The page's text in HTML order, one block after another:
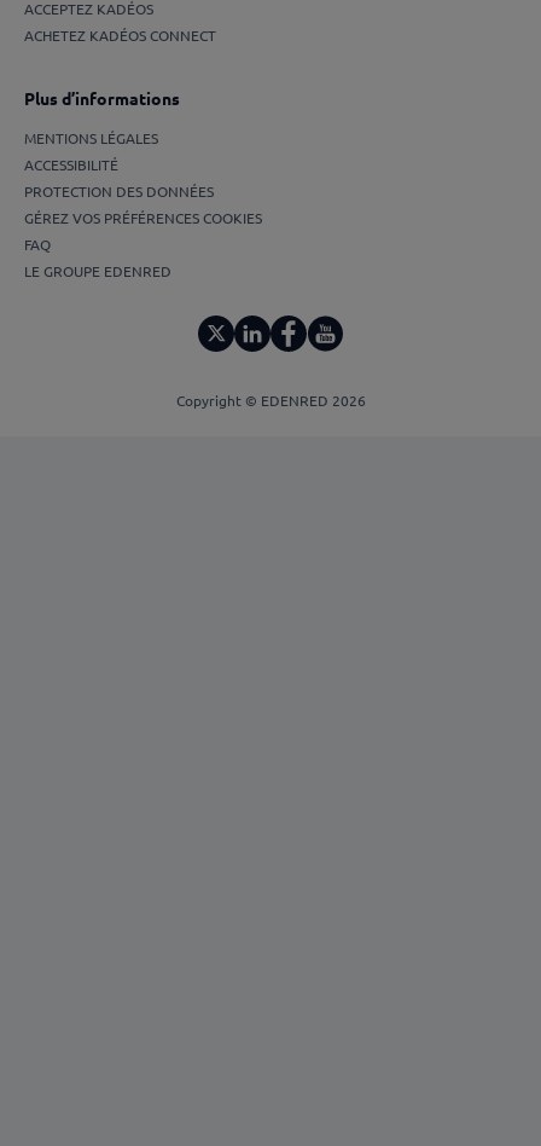
ACCEPTEZ KADÉOS
ACHETEZ KADÉOS CONNECT
Plus d’informations
MENTIONS LÉGALES
ACCESSIBILITÉ
PROTECTION DES DONNÉES
GÉREZ VOS PRÉFÉRENCES COOKIES
FAQ
LE GROUPE EDENRED
Copyright © EDENRED 2026